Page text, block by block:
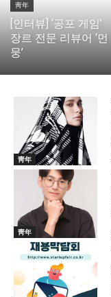
靑年
[인터뷰] ‘공포 게임’
장르 전문 리뷰어 ‘먼
뭉’
靑年
靑年